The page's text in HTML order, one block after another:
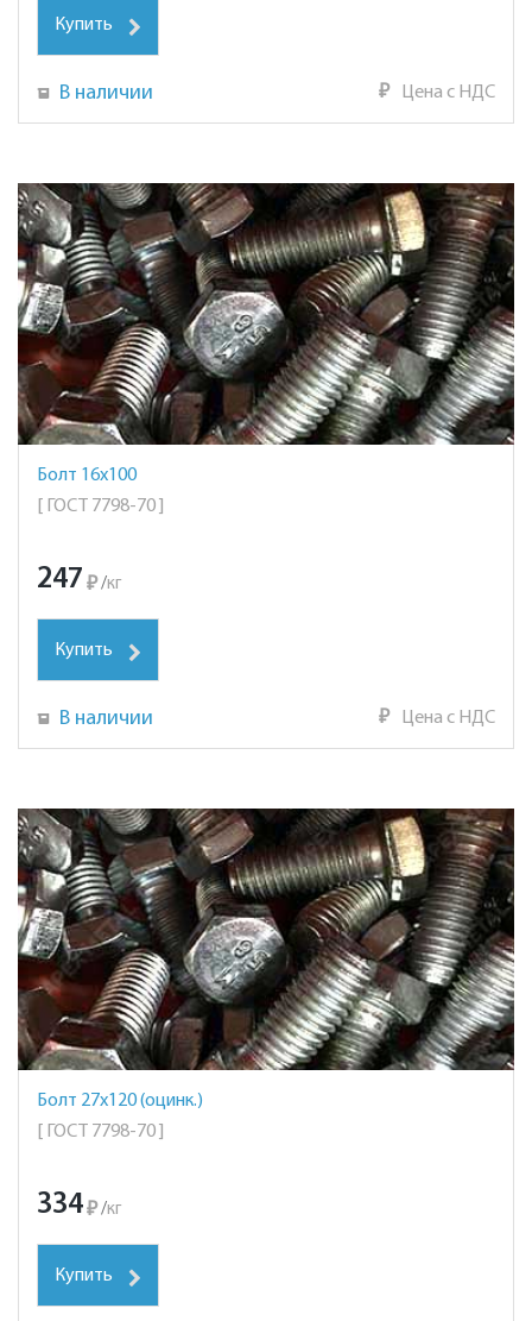
Купить
В наличии ₽ Цена с НДС
Болт 16х100
[ ГОСТ 7798-70 ]
247 ₽ /кг
Купить
В наличии ₽ Цена с НДС
Болт 27х120 (оцинк.)
[ ГОСТ 7798-70 ]
334₽ /кг
Купить